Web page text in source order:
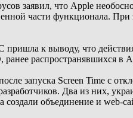
заявил, что Apple
части функционала.
к выводу, что
распространявшихся в
запуска Screen Time с
Два из них,
создали объединение и web-